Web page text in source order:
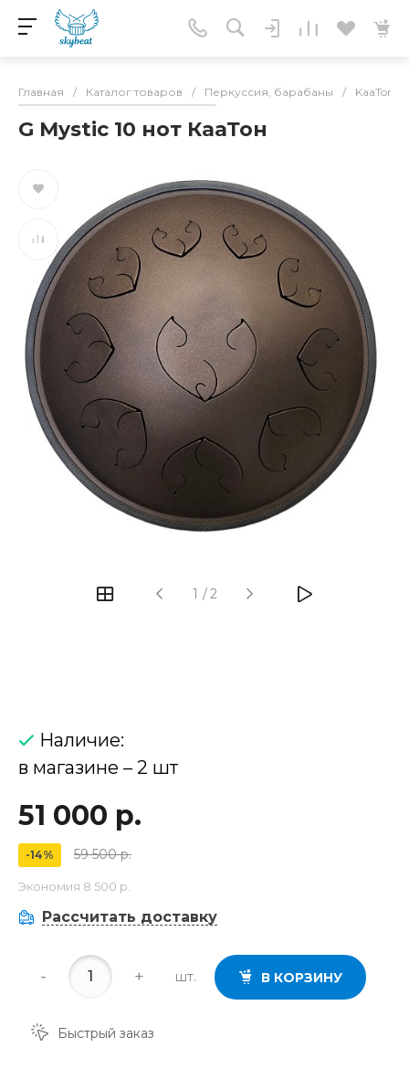
Главная / Каталог товаров / Перкуссия, барабаны /
G Mystic 10 нот КааТон
1 /2
Наличие:
в магазине – 2 шт
51 000 р.
-14% 59 500 р.
Экономия 8 500 р.
Рассчитать доставку
- + шт. В КОРЗИНУ
Быстрый заказ